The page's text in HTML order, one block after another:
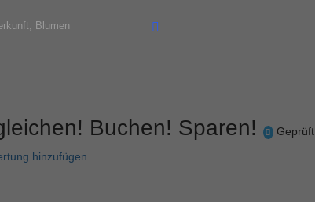
Buchen! Sparen!
Geprüft
hinzufügen